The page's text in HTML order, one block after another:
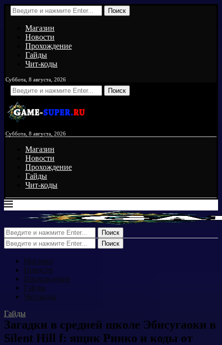
Поиск
Магазин
Новости
Прохождение
Гайды
Чит-коды
Суббота, 8 августа, 2026
Поиск
Суббота, 8 августа, 2026
Магазин
Новости
Прохождение
Гайды
Чит-коды
Поиск
Поиск
Магазин
Новости
Прохождение
Гайды
Чит-коды
Гайды
Загадки в средней школе Эбисугаоки в
Silent Hill f: ящик Ринко и коды от